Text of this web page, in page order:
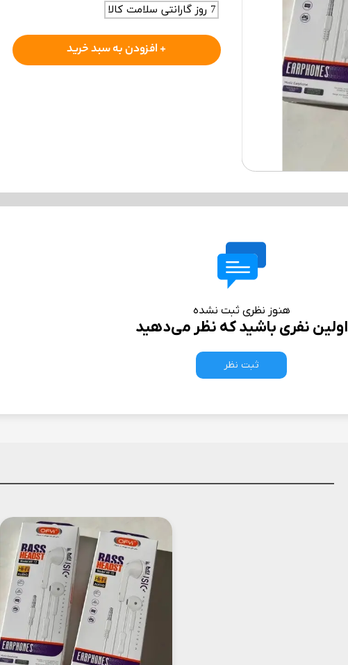
7 روز گارانتی سلامت کالا
+ افزودن به سبد خرید
هنوز نظری ثبت نشده
اولین نفری باشید که نظر می‌دهید
ثبت نظر